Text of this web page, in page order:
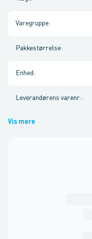
Varegruppe:
Pakkestørrelse:
Enhed :
Leverandørens varenr. :
Vis mere